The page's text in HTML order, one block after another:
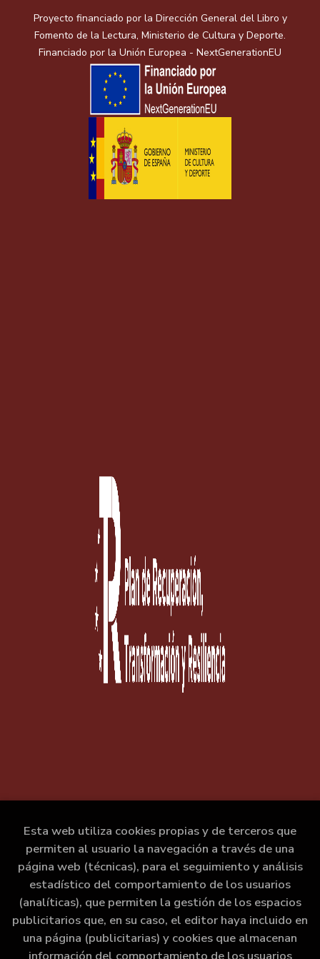
Proyecto financiado por la Dirección General del Libro y
Fomento de la Lectura, Ministerio de Cultura y Deporte.
Financiado por la Unión Europea - NextGenerationEU
Esta web utiliza cookies propias y de terceros que
permiten al usuario la navegación a través de una
página web (técnicas), para el seguimiento y análisis
estadístico del comportamiento de los usuarios
(analíticas), que permiten la gestión de los espacios
publicitarios que, en su caso, el editor haya incluido en
una página (publicitarias) y cookies que almacenan